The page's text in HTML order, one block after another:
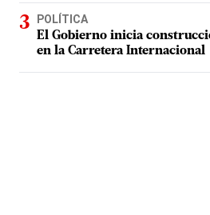
POLÍTICA
El Gobierno inicia
en la Carretera Internacional